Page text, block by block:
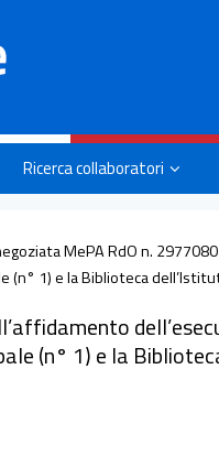
Ricerca collaboratori
MePA RdO n.
(n° 1) e la Biblioteca
(n° 1) e la